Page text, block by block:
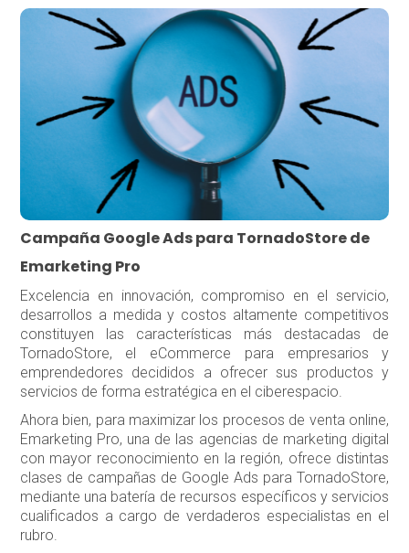
Campaña Google Ads para TornadoStore de
Emarketing Pro
Excelencia en innovación, compromiso en el servicio,
desarrollos a medida y costos altamente competitivos
constituyen las características más destacadas de
TornadoStore, el eCommerce para empresarios y
emprendedores decididos a ofrecer sus productos y
servicios de forma estratégica en el ciberespacio.
Ahora bien, para maximizar los procesos de venta online,
Emarketing Pro, una de las agencias de marketing digital
con mayor reconocimiento en la región, ofrece distintas
clases de campañas de Google Ads para TornadoStore,
mediante una batería de recursos específicos y servicios
cualificados a cargo de verdaderos especialistas en el
rubro.